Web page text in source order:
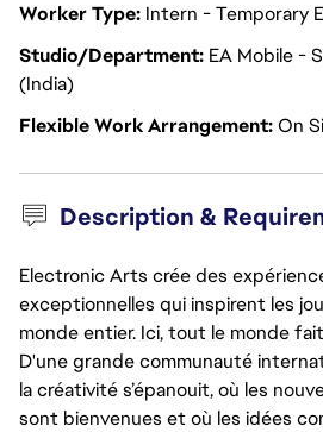
Worker Type Intern - Temporary
Studio/Department EA Mobile -
(India)
Flexible Work ArrangementOn
Description &
Electronic Arts crée des
exceptionnelles qui inspirent les
monde entier. Ici, tout le monde
D'une grande communauté
la créativité s’épanouit, où les
sont bienvenues et où les idées